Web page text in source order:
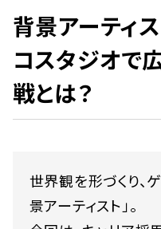
背景アーティ
コスタジオで
戦とは？
世界観を形づくり、
景アーティスト」。